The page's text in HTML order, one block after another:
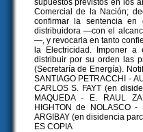
supuestos previstos en los
Comercial de la Nación;
confirmar la sentencia
distribuidora —con el
—, y revocarla en tanto
la Electricidad. Imponer
distribuir por su orden las
(Secretaría de Energía).
SANTIAGO PETRACCHI -
CARLOS S. FAYT (en
MAQUEDA - E. RAUL
HIGHTON de NOLASCO
ARGIBAY (en disidencia
ES COPIA